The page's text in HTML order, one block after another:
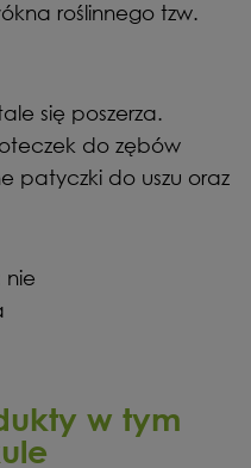
roślinnego tzw.
się poszerza.
do zębów
patyczki do uszu oraz
nie
w tym